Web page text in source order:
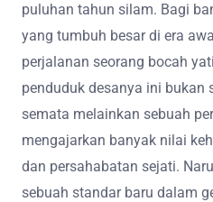
puluhan tahun silam. Bagi
yang tumbuh besar di era
perjalanan seorang bocah
penduduk desanya ini bukan
semata melainkan sebuah
mengajarkan banyak nilai
dan persahabatan sejati.
sebuah standar baru dalam